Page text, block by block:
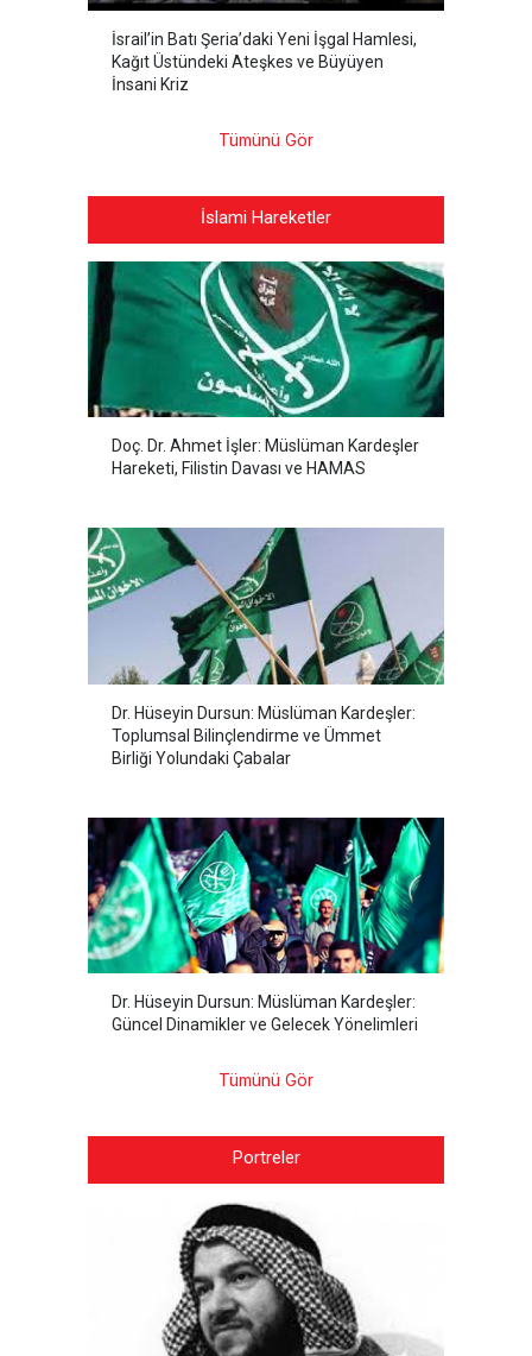
İsrail’in Batı Şeria’daki Yeni İşgal Hamlesi,
Kağıt Üstündeki Ateşkes ve Büyüyen
İnsani Kriz
Tümünü Gör
İslami Hareketler
Doç. Dr. Ahmet İşler: Müslüman Kardeşler
Hareketi, Filistin Davası ve HAMAS
Dr. Hüseyin Dursun: Müslüman Kardeşler:
Toplumsal Bilinçlendirme ve Ümmet
Birliği Yolundaki Çabalar
Dr. Hüseyin Dursun: Müslüman Kardeşler:
Güncel Dinamikler ve Gelecek Yönelimleri
Tümünü Gör
Portreler